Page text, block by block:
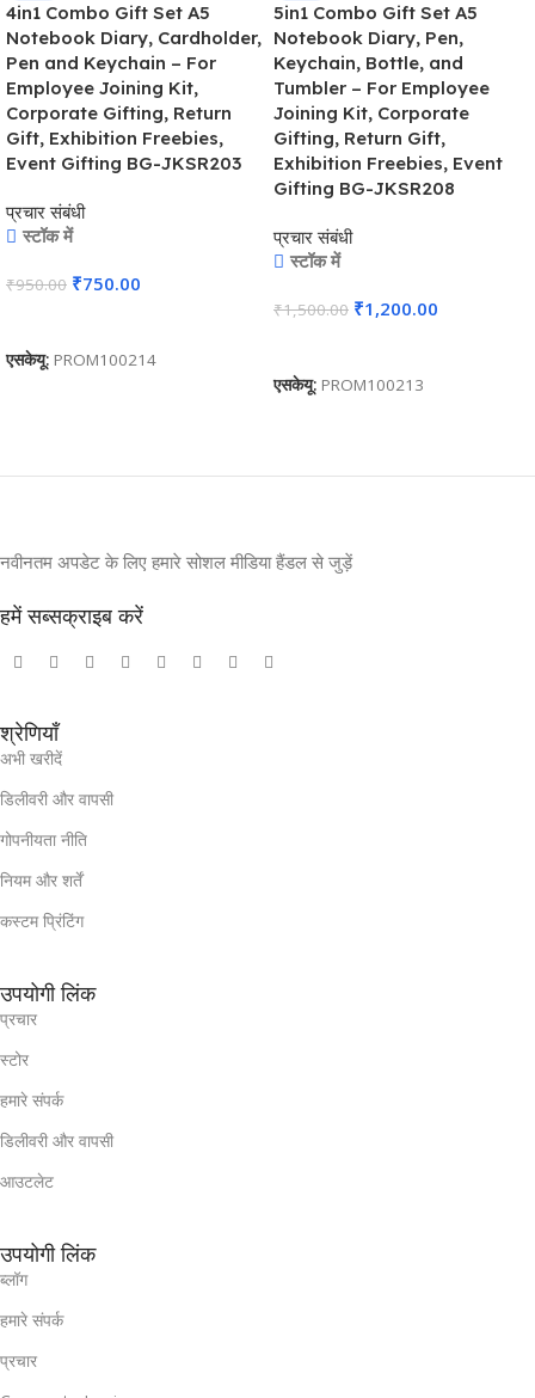
4in1 Combo Gift Set A5
Notebook Diary, Cardholder,
Pen and Keychain – For
Employee Joining Kit,
Corporate Gifting, Return
Gift, Exhibition Freebies,
Event Gifting BG-JKSR203
प्रचार संबंधी
स्टॉक में
₹950.00 ₹750.00
एसकेयू: PROM100214
5in1 Combo Gift Set A5
Notebook Diary, Pen,
Keychain, Bottle, and
Tumbler – For Employee
Joining Kit, Corporate
Gifting, Return Gift,
Exhibition Freebies, Event
Gifting BG-JKSR208
प्रचार संबंधी
स्टॉक में
₹1,500.00 ₹1,200.00
एसकेयू: PROM100213
नवीनतम अपडेट के लिए हमारे सोशल मीडिया हैंडल से जुड़ें
हमें सब्सक्राइब करें
श्रेणियाँ
अभी खरीदें
डिलीवरी और वापसी
गोपनीयता नीति
नियम और शर्तें
कस्टम प्रिंटिंग
उपयोगी लिंक
प्रचार
स्टोर
हमारे संपर्क
डिलीवरी और वापसी
आउटलेट
उपयोगी लिंक
ब्लॉग
हमारे संपर्क
प्रचार